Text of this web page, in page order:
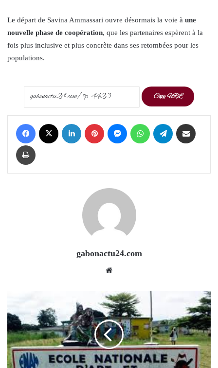
Le départ de Savina Ammassari ouvre désormais la voie à une
nouvelle phase de coopération, que les partenaires espèrent à la
fois plus inclusive et plus concrète dans ses retombées pour les
populations.
Copy URL
Facebook LinkedIn Pinterest Messenger WhatsApp Telegram
Print
gabonactu24.com